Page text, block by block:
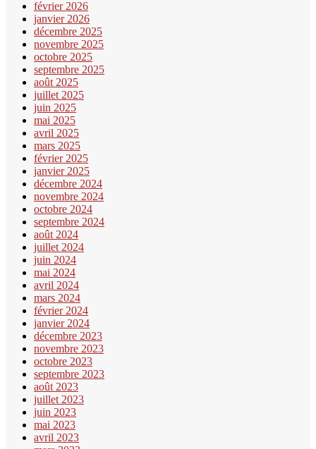
février 2026
janvier 2026
décembre 2025
novembre 2025
octobre 2025
septembre 2025
août 2025
juillet 2025
juin 2025
mai 2025
avril 2025
mars 2025
février 2025
janvier 2025
décembre 2024
novembre 2024
octobre 2024
septembre 2024
août 2024
juillet 2024
juin 2024
mai 2024
avril 2024
mars 2024
février 2024
janvier 2024
décembre 2023
novembre 2023
octobre 2023
septembre 2023
août 2023
juillet 2023
juin 2023
mai 2023
avril 2023